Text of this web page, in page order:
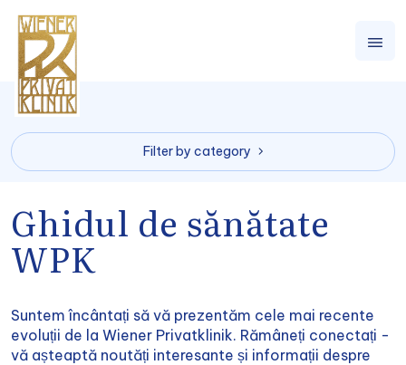
Filter by category
Ghidul de sănătate
WPK
Suntem încântați să vă prezentăm cele mai recente
evoluții de la Wiener Privatklinik. Rămâneți conectați -
vă așteaptă noutăți interesante și informații despre